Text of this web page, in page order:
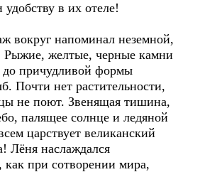
в их отеле!
вокруг напоминал неземной,
Рыжие, желтые, черные камни
до причудливой формы
Почти нет растительности,
не поют. Звенящая тишина,
палящее солнце и ледяной
царствует великанский
Лёня наслаждался
как при сотворении мира,